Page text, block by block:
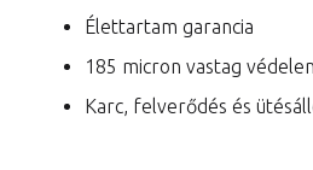
Élettartam garancia
185 micron vastag
Karc, felverődés és